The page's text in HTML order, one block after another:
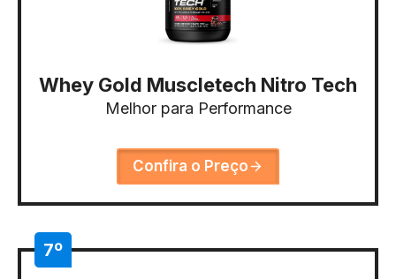
Whey Gold Muscletech Nitro Tech
Melhor para Performance
Confira o Preço
7º